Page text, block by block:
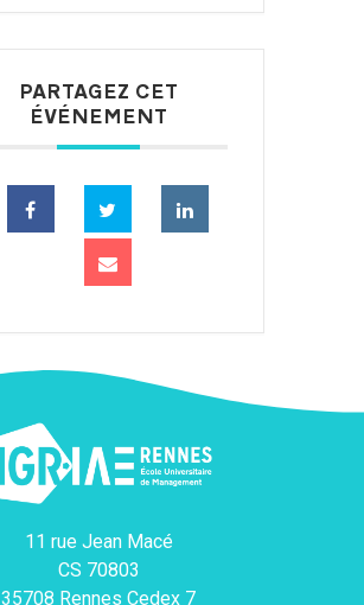
PARTAGEZ CET
ÉVÉNEMENT
11 rue Jean Macé
CS 70803
35708 Rennes Cedex 7